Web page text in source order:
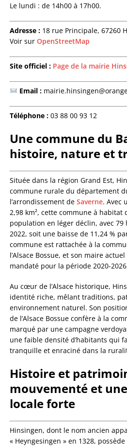
Le lundi : de 14h00 à 17h00.
Adresse : 18 rue Principale, 67260
Voir sur OpenStreetMap
Site officiel : Page de la mairie
Email :
Téléphone : 03 88 00 93 12
Une commune du
histoire, nature et
Située dans la région Grand Est,
commune rurale du département
l’arrondissement de Saverne. Avec
2,98 km², cette commune à habitat
population en léger déclin, avec 79
2022, soit une baisse de 11,24 %
commune est rattachée à la
l’Alsace Bossue, et son maire
mandaté pour la période 2020-
Au cœur de l’Alsace historique,
identité riche, mêlant traditions,
environnement naturel. Son
de l’Alsace Bossue confère à la
marqué par une campagne
une faible densité d’habitants qui
tranquille et enraciné dans la
Histoire et
mouvementé et
locale forte
Hinsingen, dont le nom ancien
« Heyngesingen » en 1328,